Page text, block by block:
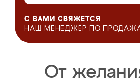
С ВАМИ СВЯЖЕТСЯ
НАШ МЕНЕДЖЕР
ПО
От